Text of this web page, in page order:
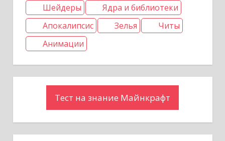
Шейдеры
Ядра и библиотеки
Апокалипсис
Зелья
Читы
Анимации
Тест на знание Майнкрафт